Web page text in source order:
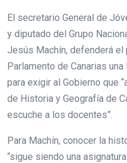
El secretario General de
y diputado del Grupo
Jesús Machín, defenderá
Parlamento de Canarias
para exigir al Gobierno que
de Historia y Geografía de
escuche a los docentes”.
Para Machín, conocer la
“sigue siendo una